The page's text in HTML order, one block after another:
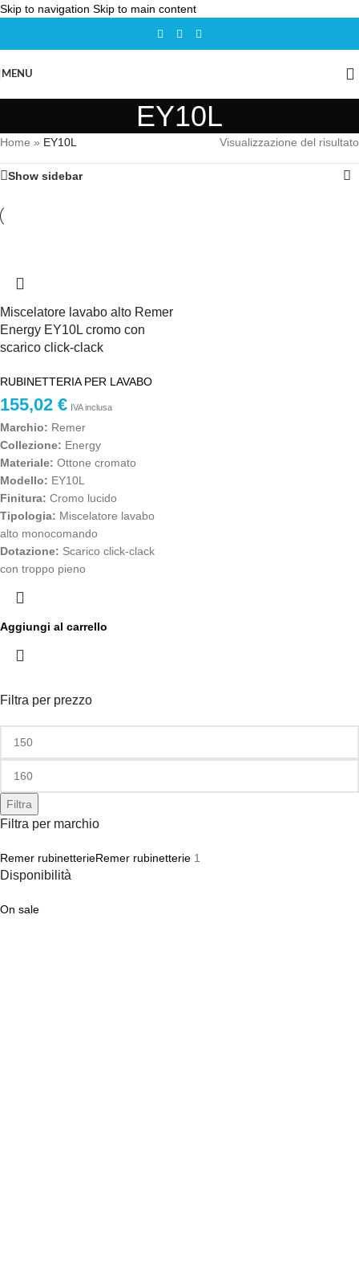
Skip to navigation Skip to main content
MENU
EY10L
Filtra per prezzo
Filtra
Filtra per marchio
Remer rubinetterieRemer rubinetterie 1
Disponibilità
On sale
Home » EY10L Visualizzazione del risultato
Show sidebar
Miscelatore lavabo alto Remer
Energy EY10L cromo con
scarico click-clack
RUBINETTERIA PER LAVABO
155,02 € IVA inclusa
Marchio: Remer
Collezione: Energy
Materiale: Ottone cromato
Modello: EY10L
Finitura: Cromo lucido
Tipologia: Miscelatore lavabo
alto monocomando
Dotazione: Scarico click-clack
con troppo pieno
Aggiungi al carrello